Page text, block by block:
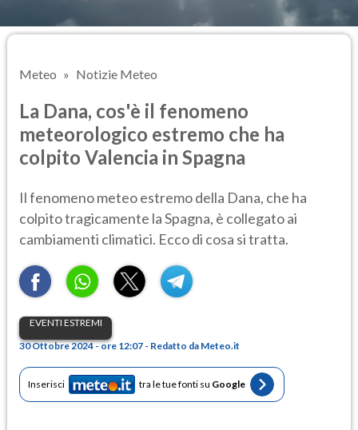
Meteo Notizie Meteo
La Dana, cos'è il fenomeno
meteorologico estremo che ha
colpito Valencia in Spagna
Il fenomeno meteo estremo della Dana, che ha
colpito tragicamente la Spagna, è collegato ai
cambiamenti climatici. Ecco di cosa si tratta.
EVENTI ESTREMI
30 Ottobre 2024 - ore 12:07 - Redatto da Meteo.it
Inserisci tra le tue fonti su Google